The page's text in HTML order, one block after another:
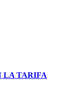
LA TARIFA